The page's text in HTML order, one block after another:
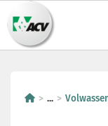
...